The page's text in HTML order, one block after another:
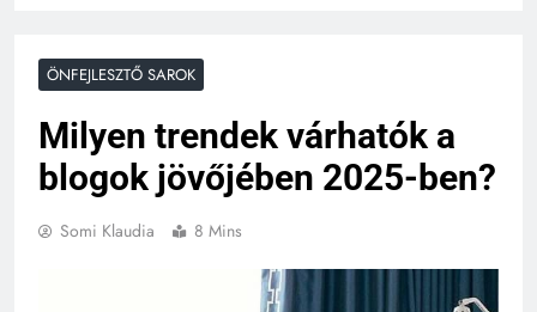
ÖNFEJLESZTŐ SAROK
Milyen trendek várhatók a
blogok jövőjében 2025-ben?
Somi Klaudia 8 Mins